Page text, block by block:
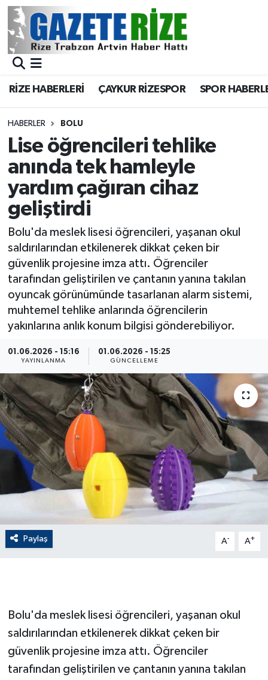
RİZE HABERLERİ ÇAYKUR RİZESPOR SPOR
HABERLER BOLU
Lise öğrencileri tehlike
anında tek hamleyle
yardım çağıran cihaz
geliştirdi
Bolu'da meslek lisesi öğrencileri, yaşanan okul
saldırılarından etkilenerek dikkat çeken bir
güvenlik projesine imza attı. Öğrenciler
tarafından geliştirilen ve çantanın yanına takılan
oyuncak görünümünde tasarlanan alarm sistemi,
muhtemel tehlike anlarında öğrencilerin
yakınlarına anlık konum bilgisi gönderebiliyor.
01.06.2026 - 15:16
YAYINLANMA
01.06.2026 - 15:25
GÜNCELLEME
Paylaş A- A+
Bolu'da meslek lisesi öğrencileri, yaşanan okul
saldırılarından etkilenerek dikkat çeken bir
güvenlik projesine imza attı. Öğrenciler
tarafından geliştirilen ve çantanın yanına takılan
BÖLGEMİZ
Asayiş
Rize Jandarma Komutanlığı
Bilim Teknoloji
Bölge
Advertising news
Canlı Maç
ÇEVRE
Dış Haberler
Dünya
EĞİTİM
EKONOMİ
English News
Finans
Flaş Haber
Gayrimenkul
Güvenlik
HABERDE İNSAN
Merkez Nöbetçi Eczaneler
Merkez Trafik Yoğunluk Haritası
Süper Lig Puan Durumu ve Fikstür
Tüm Manşetler
Son Dakika Haberleri
Haber Arşivi